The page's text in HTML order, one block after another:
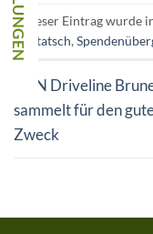
Dieser Eintrag wurde
Kurtatsch,
GKN Driveline
sammelt für den
Zweck